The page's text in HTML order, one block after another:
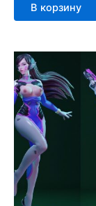
В корзину